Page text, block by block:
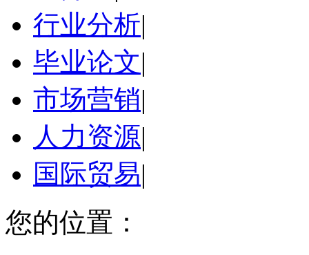
行业分析|
毕业论文|
市场营销|
人力资源|
国际贸易|
您的位置：